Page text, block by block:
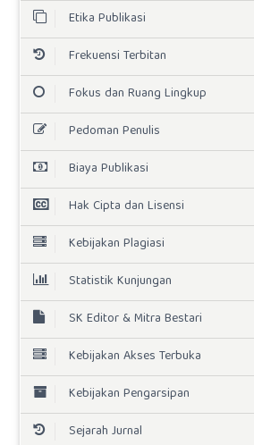
Etika Publikasi
Frekuensi Terbitan
Fokus dan Ruang Lingkup
Pedoman Penulis
Biaya Publikasi
Hak Cipta dan Lisensi
Kebijakan Plagiasi
Statistik Kunjungan
SK Editor & Mitra Bestari
Kebijakan Akses Terbuka
Kebijakan Pengarsipan
Sejarah Jurnal